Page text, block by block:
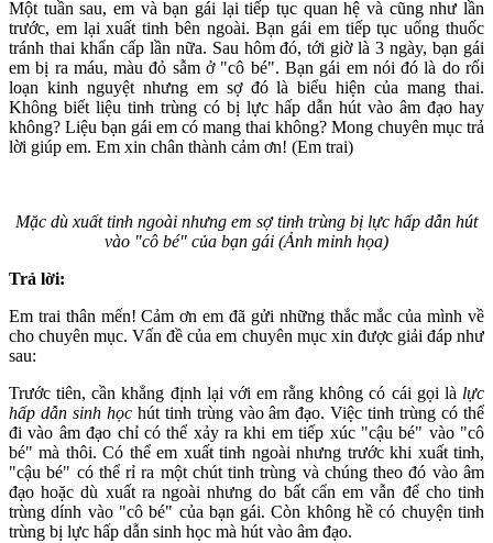
Một tuần sau, em và bạn gái lại tiếp tục quan hệ và cũng như lần
trước, em lại xuấ‌ּt tin‌ּh bên ngoài. Bạn gái em tiếp tục uống thuốc
tránh thai khẩn cấp lần nữa. Sau hôm đó, tới giờ là 3 ngày, bạn gái
em bị ra máu, màu đỏ sẫm ở "cô bé". Bạn gái em nói đó là do rối
loạn kinh nguyệt nhưng em sợ đó là biểu hiện của mang thai.
Không biết liệu tin‌ּh trù‌ּng có bị lực hấp dẫn hút vào â‌ּm đạ‌ּo hay
không? Liệu bạn gái em có mang thai không? Mong chuyên mục trả
lời giúp em. Em xin chân thành cảm ơn! (Em trai)
Mặc dù xuấ‌ּt tin‌ּh ngoài nhưng em sợ tin‌ּh trù‌ּng bị lực hấp dẫn hút
vào "cô bé" của bạn gái (Ảnh minh họa)
Trả lời:
Em trai thân mến! Cảm ơn em đã gửi những thắc mắc của mình về
cho chuyên mục. Vấn đề của em chuyên mục xin được giải đáp như
sau:
Trước tiên, cần khẳng định lại với em rằng không có cái gọi là lực
hấp dẫn sinh học hút tin‌ּh trù‌ּng vào â‌ּm đạ‌ּo. Việc tin‌ּh trù‌ּng có thể
đi vào â‌ּm đạ‌ּo chỉ có thể xảy ra khi em tiếp xúc "cậu bé" vào "cô
bé" mà thôi. Có thể em xuấ‌ּt tin‌ּh ngoài nhưng trước khi xuấ‌ּt tin‌ּh,
"cậu bé" có thể rỉ ra một chút tinh trùng và chúng theo đó vào â‌ּm
đạ‌ּo hoặc dù xuất ra ngoài nhưng do bất cẩn em vẫn để cho tin‌ּh
trù‌ּng dính vào "cô bé" của bạn gái. Còn không hề có chuyện tin‌ּh
trù‌ּng bị lực hấp dẫn sinh học mà hút vào â‌ּm đạ‌ּo.